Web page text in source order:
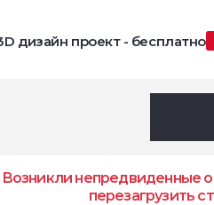
дизайн проект - бесплатно
Возникли непредвиденные
перезагрузить